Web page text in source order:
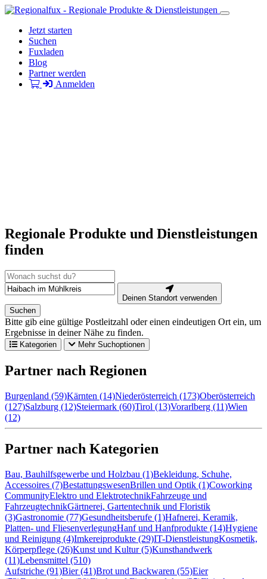
Jetzt starten
Suchen
Fuxladen
Blog
Partner werden
Anmelden
Regionale Produkte und Dienstleistungen
finden
Deinen Standort verwenden
Suchen
Bitte gib eine gültige Postleitzahl oder einen eindeutigen Ort ein, um
Ergebnisse in deiner Nähe zu finden.
Kategorien Mehr Suchoptionen
Partner nach Regionen
Burgenland (59)Kärnten (14)Niederösterreich (173)Oberösterreich
(127)Salzburg (12)Steiermark (60)Tirol (13)Vorarlberg (11)Wien
(12)
Partner nach Kategorien
Bau, Bauhilfsgewerbe und Holzbau (1)Bekleidung, Schuhe,
Accessoires (7)BestattungswesenBrillen und Optik (1)Coworking
CommunityElektro und ElektrotechnikFahrzeuge und
FahrzeugtechnikGärtnerei, Gartentechnik und Floristik
(3)Gastronomie (77)Gesundheitsberufe (1)Hafnerei, Keramik,
Platten- und FliesenverlegungHanf und Hanfprodukte (14)Hygiene
und Reinigung (4)Imkereiprodukte (29)IT-DienstleistungKosmetik,
Körperpflege (26)Kunst und Kultur (5)Kunsthandwerk
(11)Lebensmittel (510)
Aufstriche (91)Bier (41)Brot und Backwaren (55)Eier